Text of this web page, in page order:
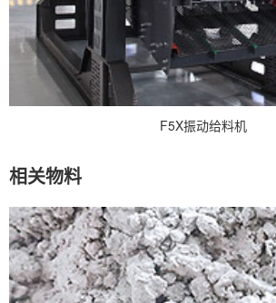
F5X振动给料机
相关物料